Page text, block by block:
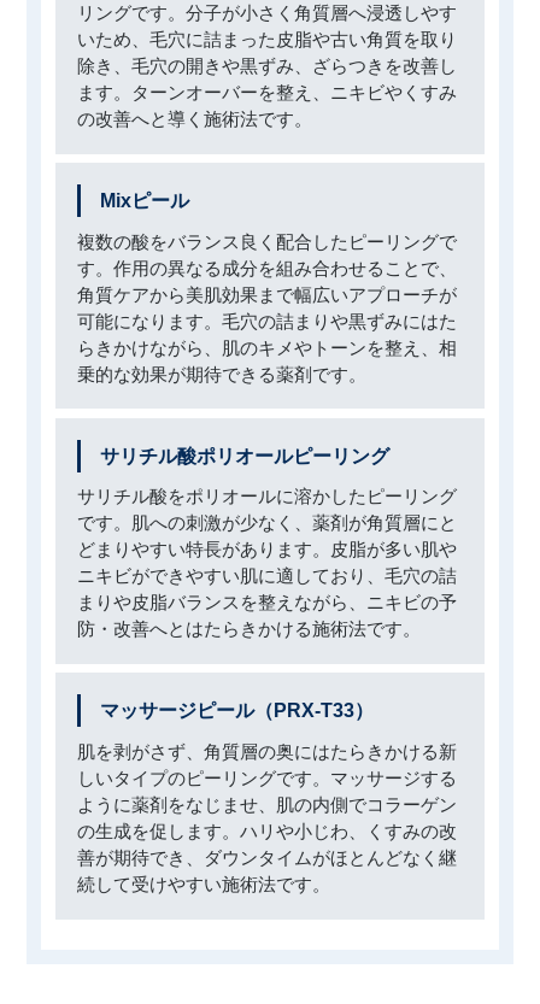
リングです。分子が小さく角質層へ浸透しやす
いため、毛穴に詰まった皮脂や古い角質を取り
除き、毛穴の開きや黒ずみ、ざらつきを改善し
ます。ターンオーバーを整え、ニキビやくすみ
の改善へと導く施術法です。
Mixピール
複数の酸をバランス良く配合したピーリングで
す。作用の異なる成分を組み合わせることで、
角質ケアから美肌効果まで幅広いアプローチが
可能になります。毛穴の詰まりや黒ずみにはた
らきかけながら、肌のキメやトーンを整え、相
乗的な効果が期待できる薬剤です。
サリチル酸ポリオールピーリング
サリチル酸をポリオールに溶かしたピーリング
です。肌への刺激が少なく、薬剤が角質層にと
どまりやすい特長があります。皮脂が多い肌や
ニキビができやすい肌に適しており、毛穴の詰
まりや皮脂バランスを整えながら、ニキビの予
防・改善へとはたらきかける施術法です。
マッサージピール（PRX-T33）
肌を剥がさず、角質層の奥にはたらきかける新
しいタイプのピーリングです。マッサージする
ように薬剤をなじませ、肌の内側でコラーゲン
の生成を促します。ハリや小じわ、くすみの改
善が期待でき、ダウンタイムがほとんどなく継
続して受けやすい施術法です。